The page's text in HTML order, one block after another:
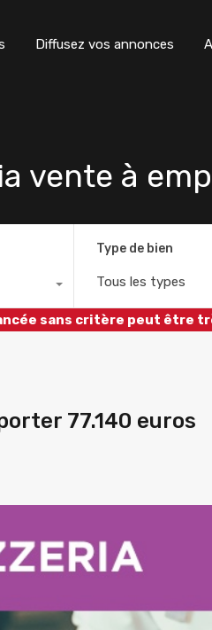
Diffusez vos annonces
vente à
Type de bien
Tous les types
sans critère peut être
77.140 euros